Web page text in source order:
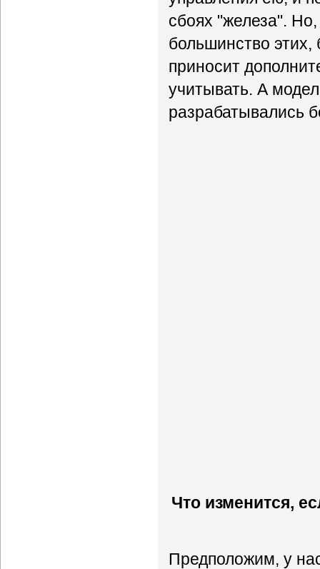
сбоях "железа".
большинство этих,
приносит
учитывать. А
разрабатывались
Что изменится,
Предположим, у